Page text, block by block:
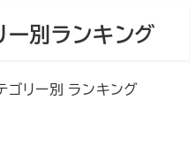
別ランキング
ゴリー別 ランキング